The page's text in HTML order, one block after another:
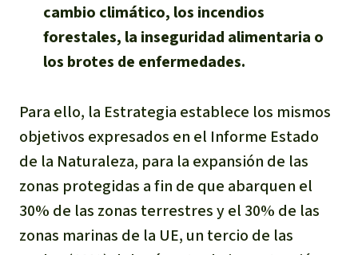
cambio climático, los incendios
forestales, la inseguridad alimentaria o
los brotes de enfermedades.
Para ello, la Estrategia establece los mismos
objetivos expresados en el Informe Estado
de la Naturaleza, para la expansión de las
zonas protegidas a fin de que abarquen el
30% de las zonas terrestres y el 30% de las
zonas marinas de la UE, un tercio de las